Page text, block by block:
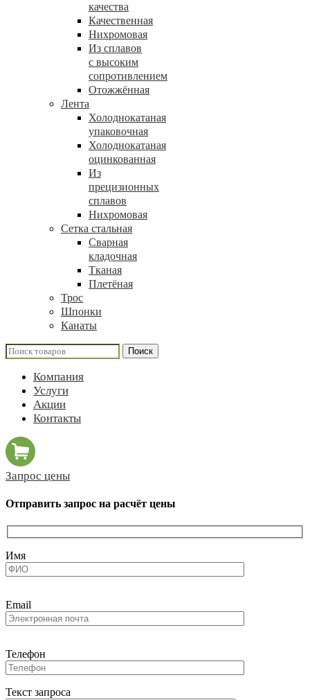
качества
Качественная
Нихромовая
Из сплавов
с высоким
сопротивлением
Отожжённая
Лента
Холоднокатаная
упаковочная
Холоднокатаная
оцинкованная
Из
прецизионных
сплавов
Нихромовая
Сетка стальная
Сварная
кладочная
Тканая
Плетёная
Трос
Шпонки
Канаты
Поиск
Компания
Услуги
Акции
Контакты
Запрос цены
Отправить запрос на расчёт цены
Имя
Email
Телефон
Текст запроса